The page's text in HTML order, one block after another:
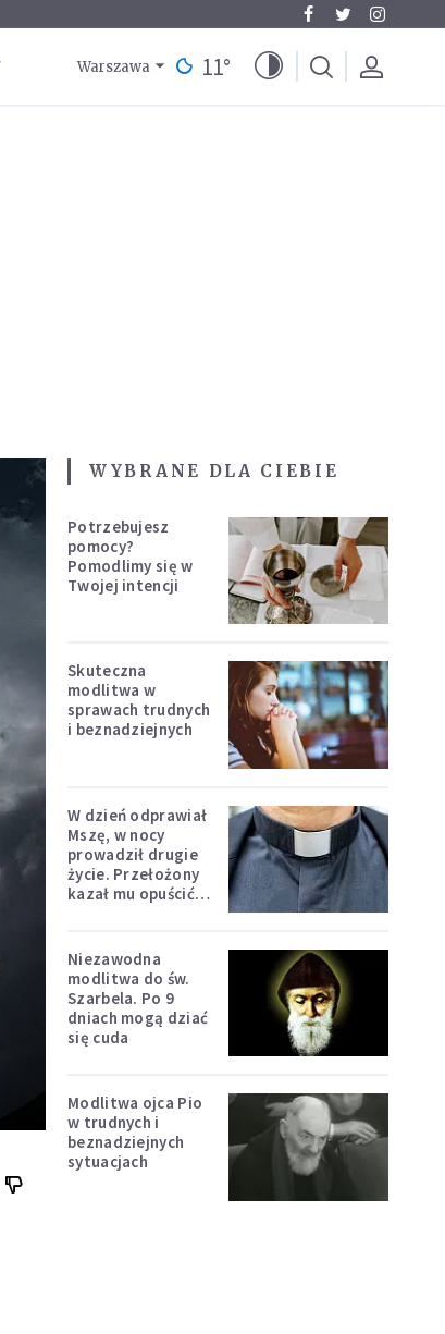
Warszawa 11°
WYBRANE DLA CIEBIE
Potrzebujesz
pomocy?
Pomodlimy się w
Twojej intencji
Skuteczna
modlitwa w
sprawach trudnych
i beznadziejnych
W dzień odprawiał
Mszę, w nocy
prowadził drugie
życie. Przełożony
kazał mu opuścić
Niezawodna
modlitwa do św.
Szarbela. Po 9
dniach mogą dziać
się cuda
Modlitwa ojca Pio
w trudnych i
beznadziejnych
sytuacjach